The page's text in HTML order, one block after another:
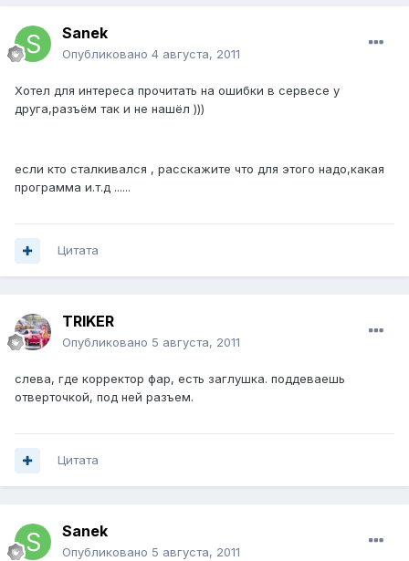
Sanek
Опубликовано 4 августа, 2011
Хотел для интереса прочитать на ошибки в сервесе у
друга,разъём так и не нашёл )))
если кто сталкивался , расскажите что для этого надо,какая
программа и.т.д ......
Цитата
TRIKER
Опубликовано 5 августа, 2011
слева, где корректор фар, есть заглушка. поддеваешь
отверточкой, под ней разъем.
Цитата
Sanek
Опубликовано 5 августа, 2011